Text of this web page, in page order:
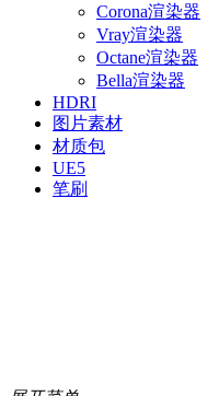
Corona渲染器
Vray渲染器
Octane渲染器
Bella渲染器
HDRI
图片素材
材质包
UE5
笔刷